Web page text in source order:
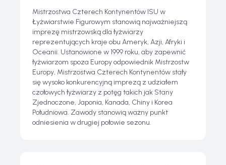
Mistrzostwa Czterech Kontynentów ISU w
Łyżwiarstwie Figurowym stanowią najważniejszą
imprezę mistrzowską dla łyżwiarzy
reprezentujących kraje obu Ameryk, Azji, Afryki i
Oceanii. Ustanowione w 1999 roku, aby zapewnić
łyżwiarzom spoza Europy odpowiednik Mistrzostw
Europy, Mistrzostwa Czterech Kontynentów stały
się wysoko konkurencyjną imprezą z udziałem
czołowych łyżwiarzy z potęg takich jak Stany
Zjednoczone, Japonia, Kanada, Chiny i Korea
Południowa. Zawody stanowią ważny punkt
odniesienia w drugiej połowie sezonu.